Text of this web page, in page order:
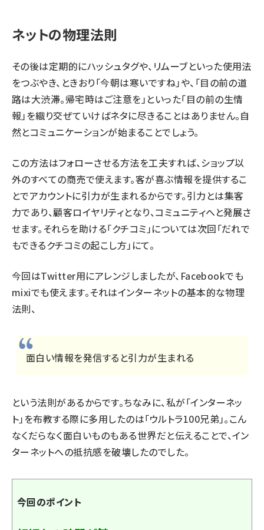
ネットの物理法則
その後は定期的にハッシュタグや、リムーブといった使用法
をつぶやき、ときおり「今朝は寒いですね」や、「目の前の道
路は大渋滞。帰宅時はご注意を」といった「目の前の生情
報」を織り交ぜていけばネタに尽きることはありません。自
然とコミュニケーションが始まることでしょう。
この方法はフォローさせる方法を工夫すれば、ショップ以
外のすべての商売で使えます。客が喜ぶ情報を提供するこ
とでアカウントに引力が生まれるからです。引力とは集客
力であり、顧客ロイヤリティとなり、コミュニティへと発展さ
せます。それらを助ける「クチコミ」については次回「だれで
もできるクチコミの起こし方」にて。
今回はTwitter用にアレンジしましたが、Facebookでも
mixiでも使えます。それはインターネットの基本的な物理
法則、
面白い情報を発信すると引力が生まれる
という法則があるからです。ちなみに、私が「インターネッ
ト」を布教する際に多用したのは「ウルトラ100兄弟」。こん
なくだらなく面白いものもある世界だと伝えることで、イン
ターネットへの抵抗感を破壊したのでした。
今回のポイント